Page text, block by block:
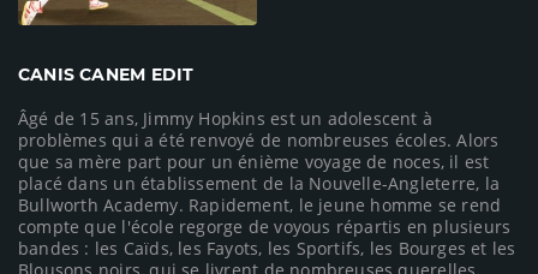
CANIS CANEM EDIT
Âgé de 15 ans, Jimmy Hopkins est un adolescent à
problèmes qui a été renvoyé de nombreuses écoles. Alors
que sa mère part pour un énième voyage de noces, il est
placé dans un établissement de la Nouvelle-Angleterre, la
Bullworth Academy. Rapidement, le jeune homme se rend
compte que l'école regorge de voyous répartis en plusieurs
bandes : les Caïds, les Fayots, les Sportifs, les Bourges et les